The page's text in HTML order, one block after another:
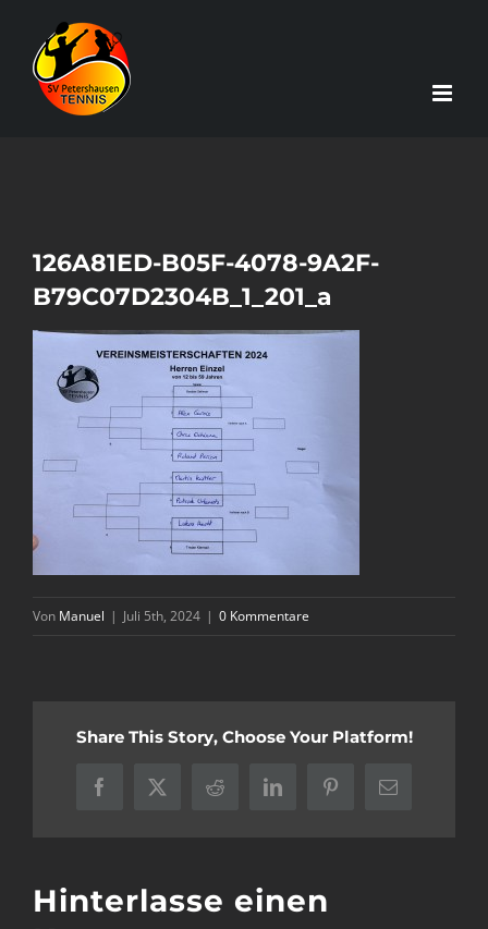
Inhalt
springen
126A81ED-B05F-4078-9A2F-
B79C07D2304B_1_201_a
Von Manuel | Juli 5th, 2024 | 0 Kommentare
Share This Story, Choose Your Platform!
Facebook
X Reddit LinkedInPinterest
E-
Hinterlasse einen